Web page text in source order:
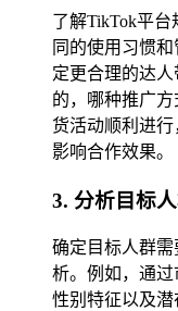
了解TikTok平
同的使用习惯
定更合理的达
的，哪种推广
货活动顺利进
影响合作效果。
3. 分析目标
确定目标人群
析。例如，通过
性别特征以及